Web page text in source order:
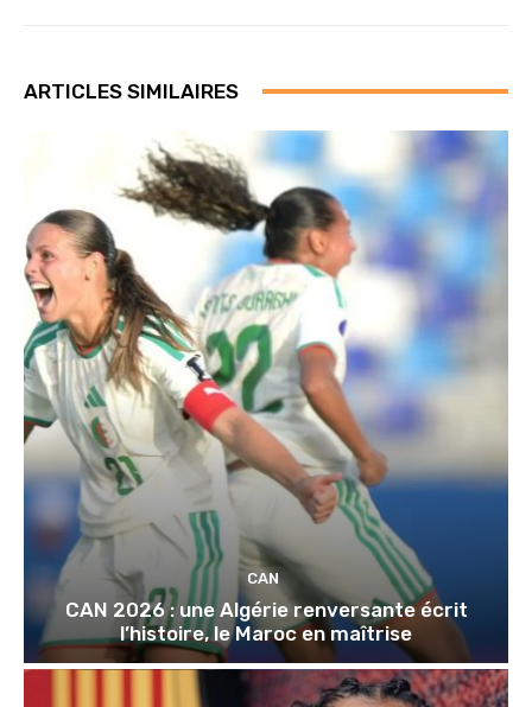
ARTICLES SIMILAIRES
CAN
CAN 2026 : une Algérie renversante écrit
l’histoire, le Maroc en maîtrise